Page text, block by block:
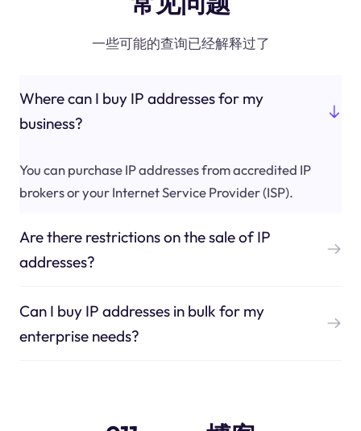
一些可能的查询已经解释过了
Where can I buy IP addresses for my
business?
You can purchase IP addresses from accredited IP
brokers or your Internet Service Provider (ISP).
Are there restrictions on the sale of IP
addresses?
Can I buy IP addresses in bulk for my
enterprise needs?